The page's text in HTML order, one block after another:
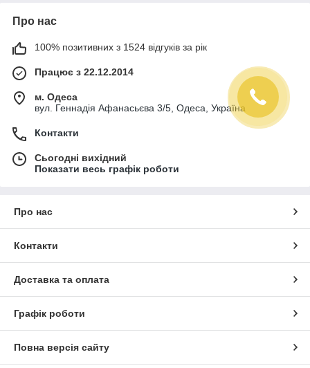
Про нас
100% позитивних з 1524 відгуків за рік
Працює з 22.12.2014
м. Одеса
вул. Геннадія Афанасьєва 3/5, Одеса, Україна
Контакти
Сьогодні вихідний
Показати весь графік роботи
Про нас
Контакти
Доставка та оплата
Графік роботи
Повна версія сайту